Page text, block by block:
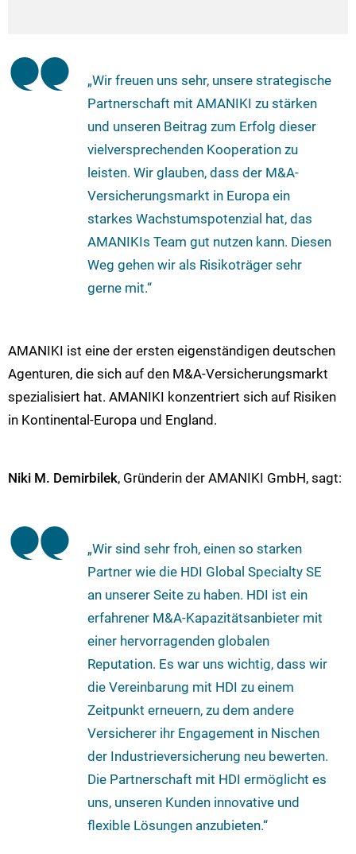
„Wir freuen uns sehr, unsere strategische
Partnerschaft mit AMANIKI zu stärken
und unseren Beitrag zum Erfolg dieser
vielversprechenden Kooperation zu
leisten. Wir glauben, dass der M&A-
Versicherungsmarkt in Europa ein
starkes Wachstumspotenzial hat, das
AMANIKIs Team gut nutzen kann. Diesen
Weg gehen wir als Risikoträger sehr
gerne mit.“
AMANIKI ist eine der ersten eigenständigen deutschen
Agenturen, die sich auf den M&A-Versicherungsmarkt
spezialisiert hat. AMANIKI konzentriert sich auf Risiken
in Kontinental-Europa und England.
Niki M. Demirbilek, Gründerin der AMANIKI GmbH, sagt:
„Wir sind sehr froh, einen so starken
Partner wie die HDI Global Specialty SE
an unserer Seite zu haben. HDI ist ein
erfahrener M&A-Kapazitätsanbieter mit
einer hervorragenden globalen
Reputation. Es war uns wichtig, dass wir
die Vereinbarung mit HDI zu einem
Zeitpunkt erneuern, zu dem andere
Versicherer ihr Engagement in Nischen
der Industrieversicherung neu bewerten.
Die Partnerschaft mit HDI ermöglicht es
uns, unseren Kunden innovative und
flexible Lösungen anzubieten.“